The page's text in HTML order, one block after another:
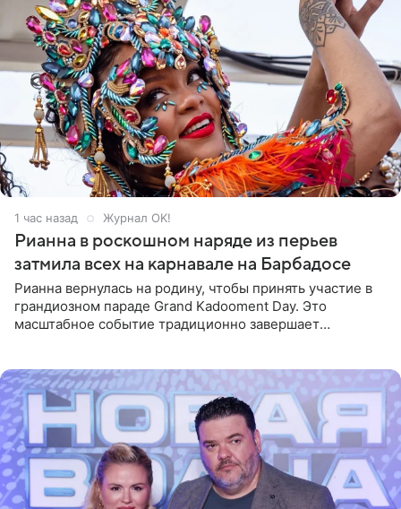
1 час назад Журнал OK!
Рианна в роскошном наряде из перьев
затмила всех на карнавале на Барбадосе
Рианна вернулась на родину, чтобы принять участие в
грандиозном параде Grand Kadooment Day. Это
масштабное событие традиционно завершает